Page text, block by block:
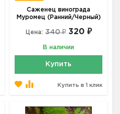
Саженец винограда
Муромец (Ранний/Черный)
Цена: 340 ₽ 320 ₽
В наличии
Купить
Купить в 1 клик